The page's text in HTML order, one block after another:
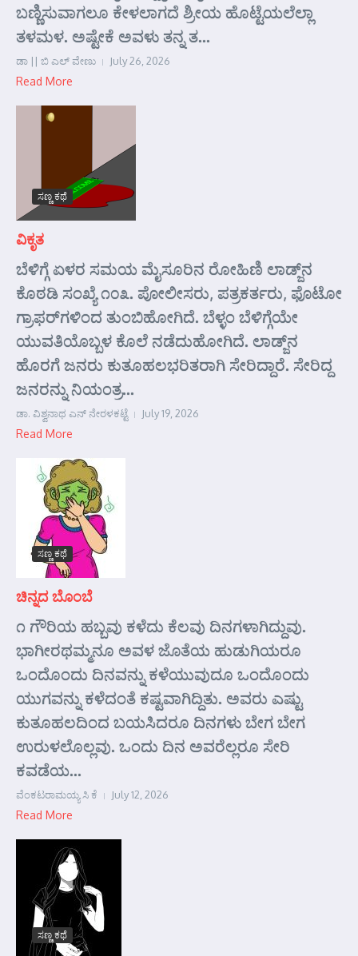
ಬಣ್ಣಿಸುವಾಗಲೂ ಕೇಳಲಾಗದೆ ಶ್ರೀಯ ಹೊಟ್ಟೆಯಲೆಲ್ಲಾ
ತಳಮಳ. ಅಷ್ಟೇಕೆ ಅವಳು ತನ್ನ ತ...
ಡಾ || ಬಿ ಎಲ್ ವೇಣು July 26, 2026
Read More
ಸಣ್ಣ ಕಥೆ
ವಿಕೃತ
ಬೆಳಿಗ್ಗೆ ಏಳರ ಸಮಯ ಮೈಸೂರಿನ ರೋಹಿಣಿ ಲಾಡ್ಜ್‌ನ
ಕೊಠಡಿ ಸಂಖ್ಯೆ ೧೦೩. ಪೋಲೀಸರು, ಪತ್ರಕರ್ತರು, ಫೊಟೋ
ಗ್ರಾಫರ್‌ಗಳಿಂದ ತುಂಬಿಹೋಗಿದೆ. ಬೆಳ್ಳಂ ಬೆಳಿಗ್ಗೆಯೇ
ಯುವತಿಯೊಬ್ಬಳ ಕೊಲೆ ನಡೆದುಹೋಗಿದೆ. ಲಾಡ್ಜ್‌ನ
ಹೊರಗೆ ಜನರು ಕುತೂಹಲಭರಿತರಾಗಿ ಸೇರಿದ್ದಾರೆ. ಸೇರಿದ್ದ
ಜನರನ್ನು ನಿಯಂತ್ರ...
ಡಾ. ವಿಶ್ವನಾಥ ಎನ್ ನೇರಳಕಟ್ಟೆ July 19, 2026
Read More
ಸಣ್ಣ ಕಥೆ
ಚಿನ್ನದ ಬೊಂಬೆ
೧ ಗೌರಿಯ ಹಬ್ಬವು ಕಳೆದು ಕೆಲವು ದಿನಗಳಾಗಿದ್ದುವು.
ಭಾಗೀರಥಮ್ಮನೂ ಅವಳ ಜೊತೆಯ ಹುಡುಗಿಯರೂ
ಒಂದೊಂದು ದಿನವನ್ನು ಕಳೆಯುವುದೂ ಒಂದೊಂದು
ಯುಗವನ್ನು ಕಳೆದಂತೆ ಕಷ್ಟವಾಗಿದ್ದಿತು. ಅವರು ಎಷ್ಟು
ಕುತೂಹಲದಿಂದ ಬಯಸಿದರೂ ದಿನಗಳು ಬೇಗ ಬೇಗ
ಉರುಳಲೊಲ್ಲವು. ಒಂದು ದಿನ ಅವರೆಲ್ಲರೂ ಸೇರಿ
ಕವಡೆಯ...
ವೆಂಕಟರಾಮಯ್ಯ ಸಿ ಕೆ July 12, 2026
Read More
ಸಣ್ಣ ಕಥೆ